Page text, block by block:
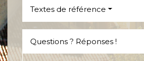
Textes de référence
Questions ? Réponses !